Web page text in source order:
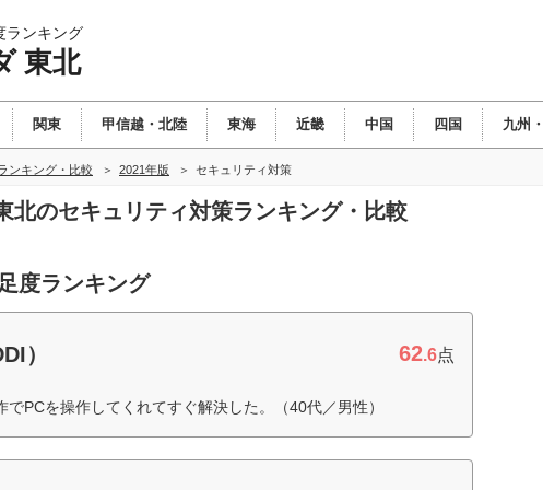
ランキング
東北
関東 甲信越・北陸 東海 近畿 中国 四国 九州
ンキング・比較 2021年版 セキュリティ対策
北のセキュリティ対策ランキング・比較
度ランキング
） 62.6点
PCを操作してくれてすぐ解決した。（40代／男性）